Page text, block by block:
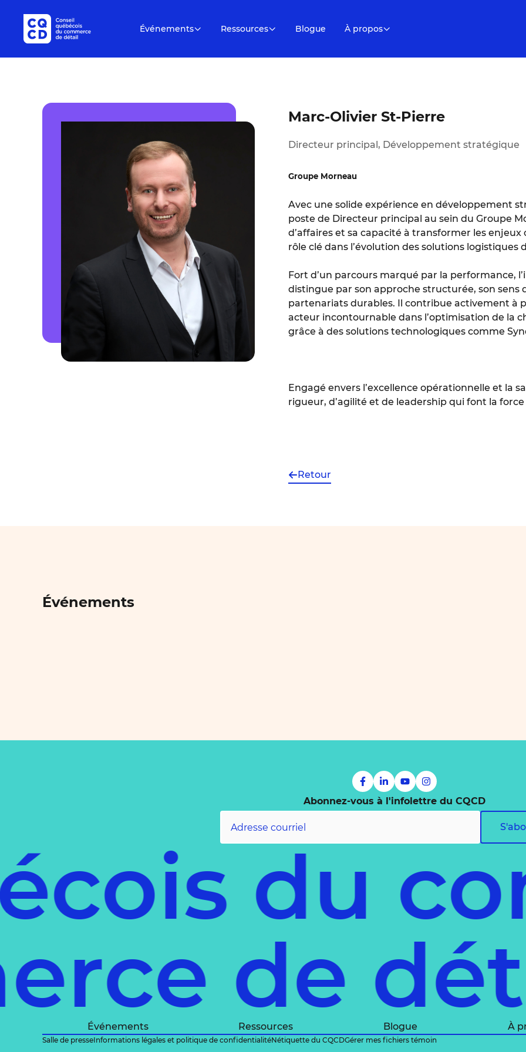
Événements Ressources Blogue À propos
Marc-Olivier St-Pierre
Directeur principal, Développement stratégique
Groupe Morneau
Avec une solide expérience en développement
poste de Directeur principal au sein du Groupe
d’affaires et sa capacité à transformer les
rôle clé dans l’évolution des solutions logistiques
Fort d’un parcours marqué par la performance,
distingue par son approche structurée, son sens
partenariats durables. Il contribue activement à
acteur incontournable dans l’optimisation de la
grâce à des solutions technologiques comme
Engagé envers l’excellence opérationnelle et la
rigueur, d’agilité et de leadership qui font la
Retour
Événements
Abonnez-vous à l'infolettre du CQCD
du
de
Événements Ressources Blogue À
Salle de presseInformations légales et politique de confidentialitéNétiquette du CQCDGérer mes fichiers témoin